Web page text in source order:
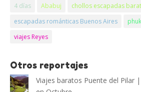
4 días Ababuj
chollos escapadas
escapadas románticas Buenos Aires
viajes Reyes
Otros reportajes
Viajes baratos Puente del Pilar